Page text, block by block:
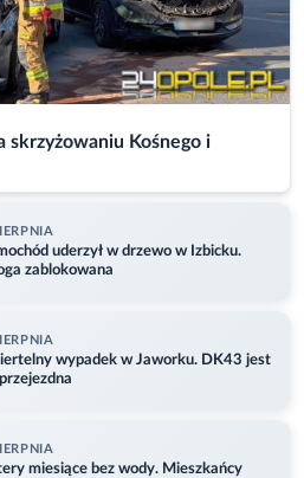
skrzyżowaniu Kośnego i
uderzył w drzewo w Izbicku.
zablokowana
wypadek w Jaworku. DK43 jest
miesiące bez wody. Mieszkańcy